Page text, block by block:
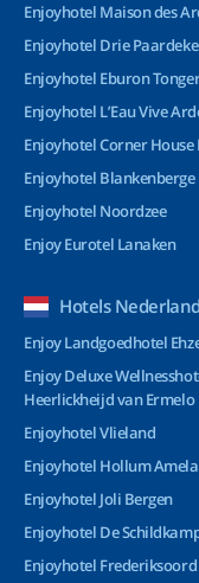
Enjoyhotel Maison des
Enjoyhotel Drie
Enjoyhotel Eburon
Enjoyhotel L’Eau Vive
Enjoyhotel Corner
Enjoyhotel Blankenberge
Enjoyhotel Noordzee
Enjoy Eurotel Lanaken
Hotels Nederland
Enjoy Landgoedhotel
Enjoy Deluxe
Heerlickheijd van Ermelo
Enjoyhotel Vlieland
Enjoyhotel Hollum
Enjoyhotel Joli Bergen
Enjoyhotel De
Enjoyhotel Frederiksoord